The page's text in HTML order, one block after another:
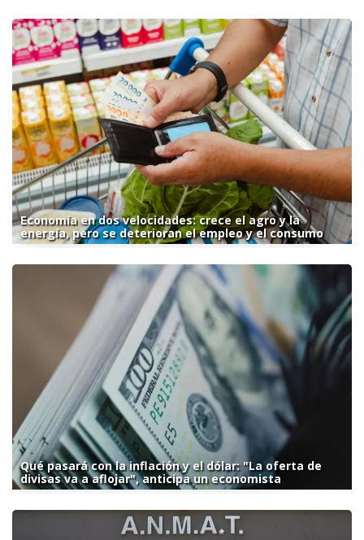
Economía en dos velocidades: crece el agro y la
energía, pero se deterioran el empleo y el consumo
Qué pasará con la inflación y el dólar: "La oferta de
divisas va a aflojar", anticipa un economista